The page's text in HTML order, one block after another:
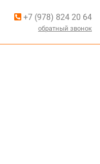
+7 (978) 824 20 64
обратный звонок